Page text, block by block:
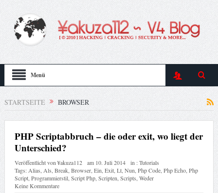
Menü
STARTSEITE BROWSER
PHP Scriptabbruch – die oder exit, wo liegt der
Unterschied?
Veröffentlicht von¥akuza112 am 10. Juli 2014 in :Tutorials
Tags: Alias Als Break, Browser, Ein Exit, Lt, Nun Php Code, Php Echo, Php
Script, Programmierstil, Script Php, Scripten Scripts Weder
Keine Kommentare